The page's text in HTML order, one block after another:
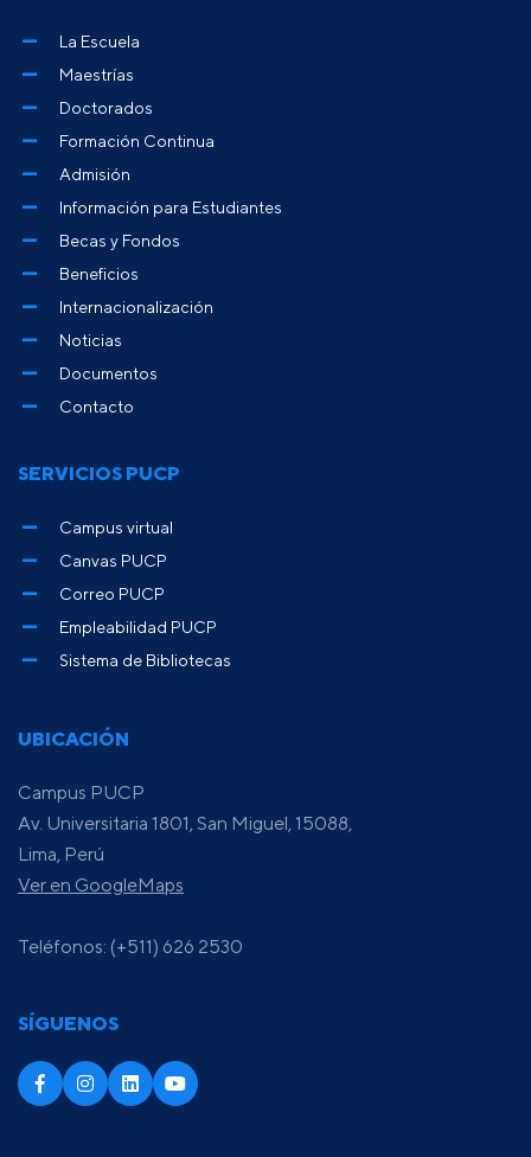
UBICACIÓN
Campus PUCP
Av. Universitaria 1801, San Miguel, 15088,
Lima, Perú
Ver en GoogleMaps
Teléfonos: (+511) 626 2530
SÍGUENOS
La Escuela
Maestrías
Doctorados
Formación Continua
Admisión
Información para Estudiantes
Becas y Fondos
Beneficios
Internacionalización
Noticias
Documentos
Contacto
SERVICIOS PUCP
Campus virtual
Canvas PUCP
Correo PUCP
Empleabilidad PUCP
Sistema de Bibliotecas